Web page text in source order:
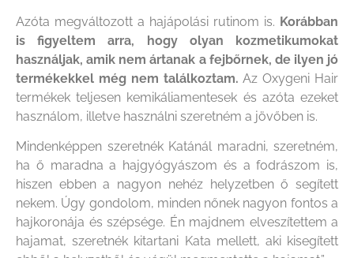
Azóta megváltozott a hajápolási rutinom is. Korábban
is figyeltem arra, hogy olyan kozmetikumokat
használjak, amik nem ártanak a fejbőrnek, de ilyen jó
termékekkel még nem találkoztam. Az Oxygeni Hair
termékek teljesen kemikáliamentesek és azóta ezeket
használom, illetve használni szeretném a jövőben is.
Mindenképpen szeretnék Katánál maradni, szeretném,
ha ő maradna a hajgyógyászom és a fodrászom is,
hiszen ebben a nagyon nehéz helyzetben ő segített
nekem. Úgy gondolom, minden nőnek nagyon fontos a
hajkoronája és szépsége. Én majdnem elveszítettem a
hajamat, szeretnék kitartani Kata mellett, aki kisegített